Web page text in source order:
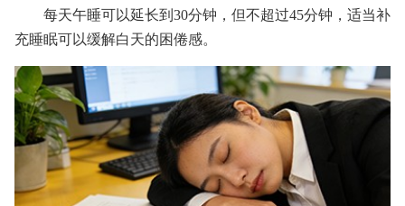
每天午睡可以延长到30分钟，但不超过45分钟，适当补
充睡眠可以缓解白天的困倦感。